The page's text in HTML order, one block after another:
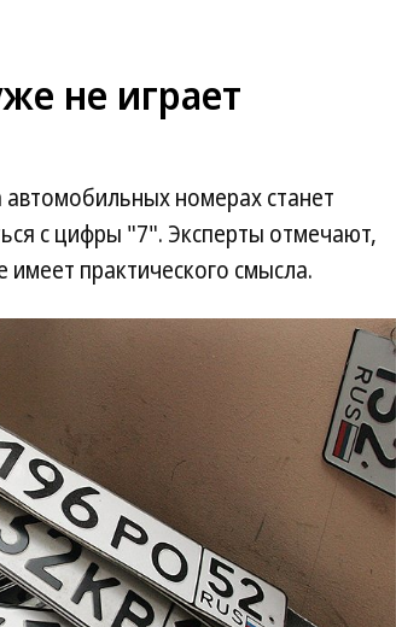
не играет
номерах станет
с цифры "7". Эксперты отмечают,
практического смысла.